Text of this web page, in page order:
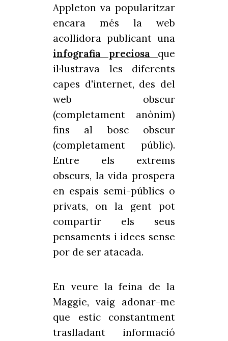
Appleton va popularitzar
encara més la web
acollidora publicant una
infografia preciosa
que
il·lustrava les diferents
capes d'internet, des del
web obscur
(completament anònim)
fins al bosc obscur
(completament públic).
Entre els extrems
obscurs, la vida prospera
en espais semi-públics o
privats, on la gent pot
compartir els seus
pensaments i idees sense
por de ser atacada.
En veure la feina de la
Maggie, vaig adonar-me
que estic constantment
traslladant informació